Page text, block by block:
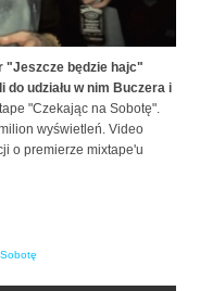
"Jeszcze będzie hajc"
do udziału w nim Buczera i
"Czekając na Sobotę".
wyświetleń. Video
o premierze mixtape'u